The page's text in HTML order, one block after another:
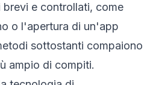
e controllati, come
o l'apertura di un'app
sottostanti compaiono
ampio di compiti.